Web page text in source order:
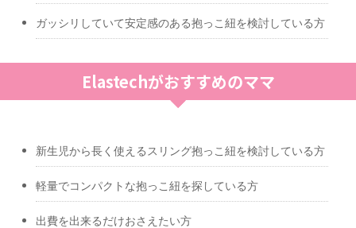
ガッシリしていて安定感のある抱っこ紐を検討している方
Elastechがおすすめのママ
新生児から長く使えるスリング抱っこ紐を検討している方
軽量でコンパクトな抱っこ紐を探している方
出費を出来るだけおさえたい方